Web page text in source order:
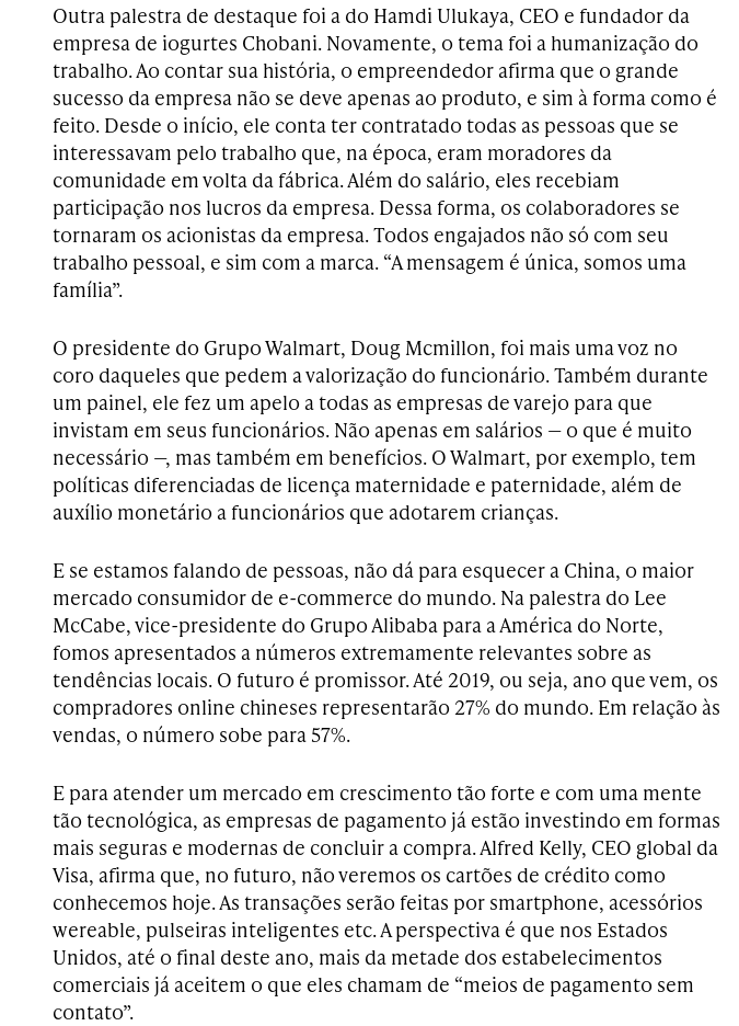
Outra palestra de destaque foi a do Hamdi Ulukaya, CEO e fundador da
empresa de iogurtes Chobani. Novamente, o tema foi a humanização do
trabalho. Ao contar sua história, o empreendedor afirma que o grande
sucesso da empresa não se deve apenas ao produto, e sim à forma como é
feito. Desde o início, ele conta ter contratado todas as pessoas que se
interessavam pelo trabalho que, na época, eram moradores da
comunidade em volta da fábrica. Além do salário, eles recebiam
participação nos lucros da empresa. Dessa forma, os colaboradores se
tornaram os acionistas da empresa. Todos engajados não só com seu
trabalho pessoal, e sim com a marca. “A mensagem é única, somos uma
família”.
O presidente do Grupo Walmart, Doug Mcmillon, foi mais uma voz no
coro daqueles que pedem a valorização do funcionário. Também durante
um painel, ele fez um apelo a todas as empresas de varejo para que
invistam em seus funcionários. Não apenas em salários — o que é muito
necessário —, mas também em benefícios. O Walmart, por exemplo, tem
políticas diferenciadas de licença maternidade e paternidade, além de
auxílio monetário a funcionários que adotarem crianças.
E se estamos falando de pessoas, não dá para esquecer a China, o maior
mercado consumidor de e-commerce do mundo. Na palestra do Lee
McCabe, vice-presidente do Grupo Alibaba para a América do Norte,
fomos apresentados a números extremamente relevantes sobre as
tendências locais. O futuro é promissor. Até 2019, ou seja, ano que vem, os
compradores online chineses representarão 27% do mundo. Em relação às
vendas, o número sobe para 57%.
E para atender um mercado em crescimento tão forte e com uma mente
tão tecnológica, as empresas de pagamento já estão investindo em formas
mais seguras e modernas de concluir a compra. Alfred Kelly, CEO global da
Visa, afirma que, no futuro, não veremos os cartões de crédito como
conhecemos hoje. As transações serão feitas por smartphone, acessórios
wereable, pulseiras inteligentes etc. A perspectiva é que nos Estados
Unidos, até o final deste ano, mais da metade dos estabelecimentos
comerciais já aceitem o que eles chamam de “meios de pagamento sem
contato”.